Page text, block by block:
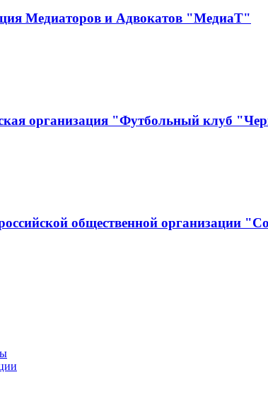
Медиаторов и Адвокатов "МедиаТ"
организация "Футбольный клуб
общественной организации